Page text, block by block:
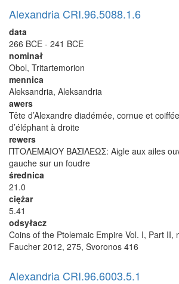
Alexandria CRI.96.5088.1.6
data
266 BCE - 241 BCE
nominał
Obol, Tritartemorion
mennica
Aleksandria, Aleksandria
awers
Tête d’Alexandre diadémée, cornue et
d’éléphant à droite
rewers
ΠΤΟΛΕΜΑΙΟΥ ΒΑΣΙΛΕΩΣ: Aigle aux ailes
gauche sur un foudre
średnica
21.0
ciężar
5.41
odsyłacz
Coins of the Ptolemaic Empire Vol. I, Part II,
Faucher 2012, 275, Svoronos 416
Alexandria CRI.96.6003.5.1